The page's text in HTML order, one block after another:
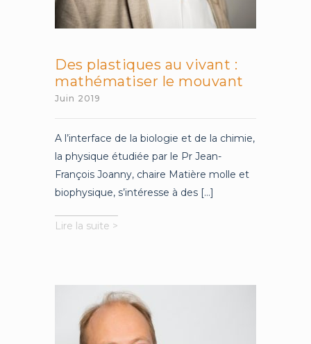
Des plastiques au vivant :
mathématiser le mouvant
Juin 2019
A l’interface de la biologie et de la chimie,
la physique étudiée par le Pr Jean-
François Joanny, chaire Matière molle et
biophysique, s’intéresse à des [...]
Lire la suite >
mathématiser
mouvant